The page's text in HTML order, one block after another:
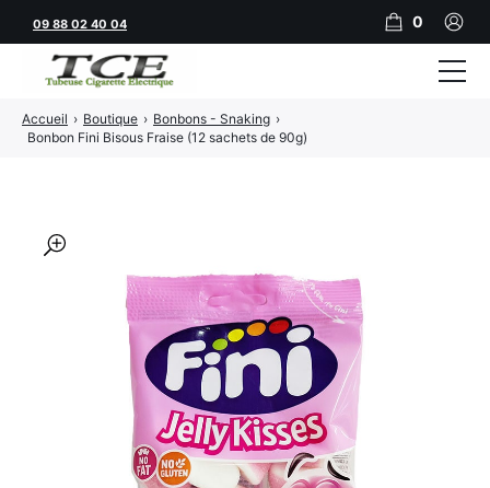
🔍
Accueil › Boutique › Bonbons - Snaking ›
Bonbon Fini Bisous Fraise (12 sachets de 90g)
09 88 02 40 04 0
Tubeuses